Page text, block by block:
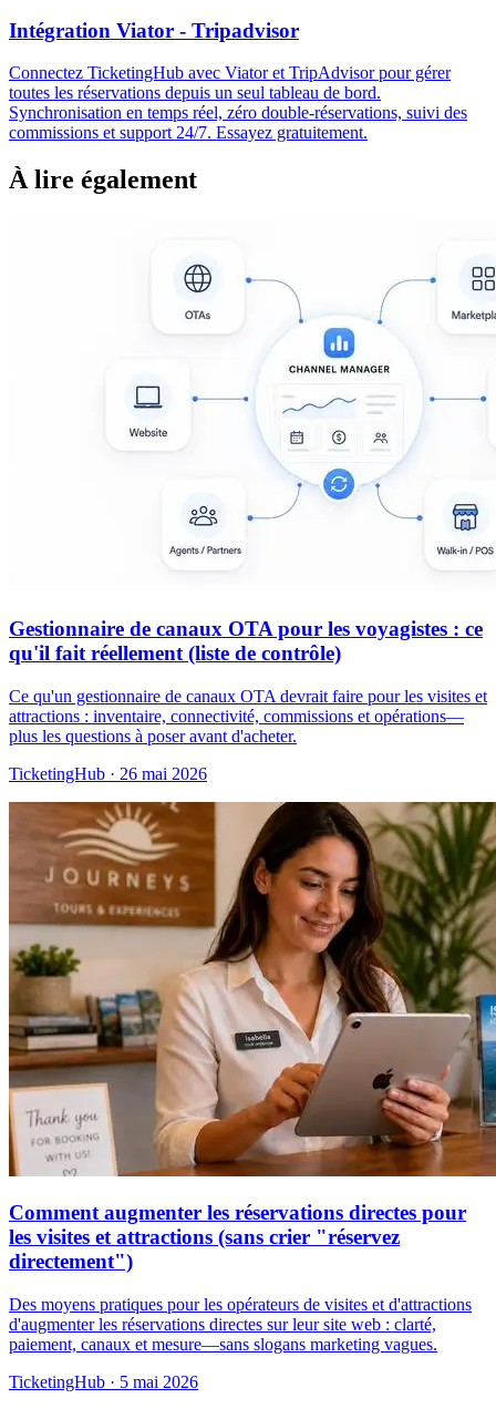
Intégration Viator - Tripadvisor
Connectez TicketingHub avec Viator et TripAdvisor pour gérer
toutes les réservations depuis un seul tableau de bord.
Synchronisation en temps réel, zéro double-réservations, suivi des
commissions et support 24/7. Essayez gratuitement.
À lire également
Gestionnaire de canaux OTA pour les voyagistes : ce
qu'il fait réellement (liste de contrôle)
Ce qu'un gestionnaire de canaux OTA devrait faire pour les visites et
attractions : inventaire, connectivité, commissions et opérations—
plus les questions à poser avant d'acheter.
TicketingHub · 26 mai 2026
Comment augmenter les réservations directes pour
les visites et attractions (sans crier "réservez
directement")
Des moyens pratiques pour les opérateurs de visites et d'attractions
d'augmenter les réservations directes sur leur site web : clarté,
paiement, canaux et mesure—sans slogans marketing vagues.
TicketingHub · 5 mai 2026